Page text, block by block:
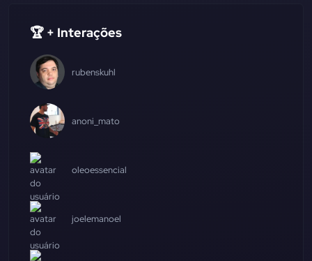
🏆 + Interações
rubenskuhl
anoni_mato
oleoessencial
joelemanoel